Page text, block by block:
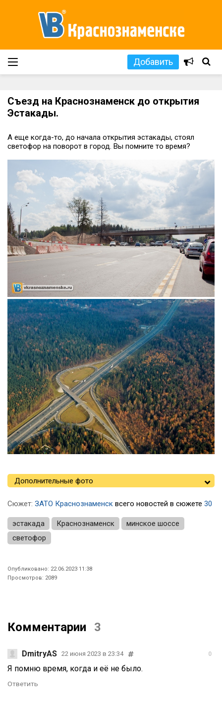
Добавить
Съезд на Краснознаменск до открытия
Эстакады.
А еще когда-то, до начала открытия эстакады, стоял
светофор на поворот в город. Вы помните то время?
Дополнительные фото
Сюжет: ЗАТО Краснознаменск всего новостей в сюжете 30
эстакада Краснознаменск
минское шоссе
светофор
Опубликовано: 22.06.2023 11:38
Просмотров: 2089
Комментарии 3
DmitryAS 22 июня 2023 в 23:34 0
Я помню время, когда и её не было.
Ответить